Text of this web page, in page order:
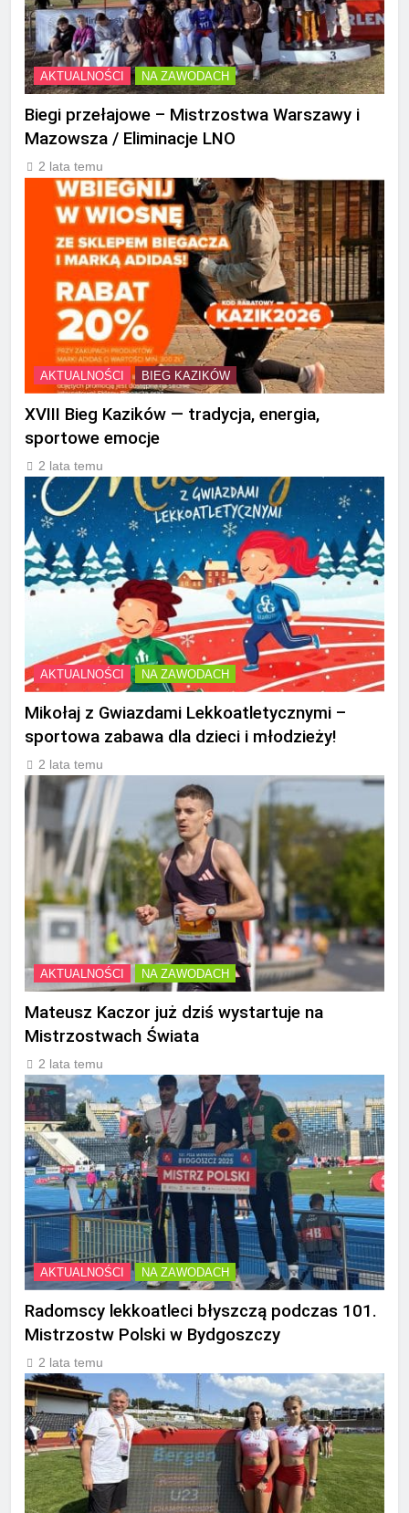
AKTUALNOŚCI NA ZAWODACH
Biegi przełajowe – Mistrzostwa Warszawy i
Mazowsza / Eliminacje LNO
2 lata temu
AKTUALNOŚCI BIEG KAZIKÓW
XVIII Bieg Kazików — tradycja, energia,
sportowe emocje
2 lata temu
AKTUALNOŚCI NA ZAWODACH
Mikołaj z Gwiazdami Lekkoatletycznymi –
sportowa zabawa dla dzieci i młodzieży!
2 lata temu
AKTUALNOŚCI NA ZAWODACH
Mateusz Kaczor już dziś wystartuje na
Mistrzostwach Świata
2 lata temu
AKTUALNOŚCI NA ZAWODACH
Radomscy lekkoatleci błyszczą podczas 101.
Mistrzostw Polski w Bydgoszczy
2 lata temu